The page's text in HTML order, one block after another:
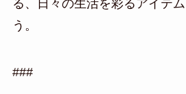
る、日々の生活を彩るアイテ
う。
###